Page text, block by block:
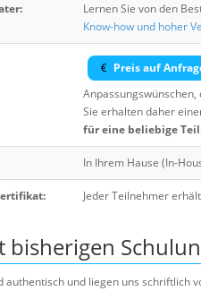
Lernen Sie von den
Know-how und hoher
Preis auf
Sie erhalten daher
für eine beliebige
In Ihrem Hause (In-
Jeder Teilnehmer
bisherigen
authentisch und liegen uns schriftlich